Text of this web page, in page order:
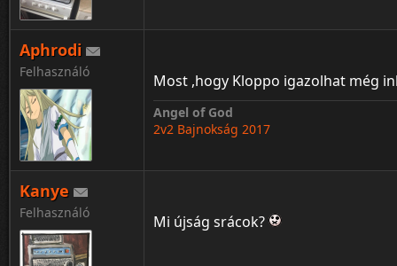
Aphrodi
Felhasználó Most ,hogy Kloppo igazolhat még
Angel of God
2v2 Bajnokság 2017
Kanye
Felhasználó Mi újság srácok?